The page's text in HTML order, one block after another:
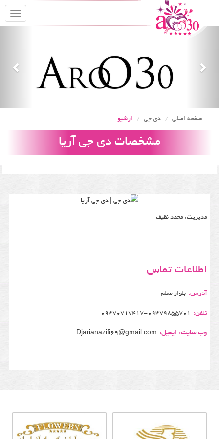
صفحه اصلی دی جی ارشیو
مشخصات دی جی آریا
مدیریت: محمد نظیف
اطلاعات تماس
آدرس: بلوار معلم
تلفن: 09370717417-09379855701
وب سایت: ایمیل: Djarianazifi69@gmail.com